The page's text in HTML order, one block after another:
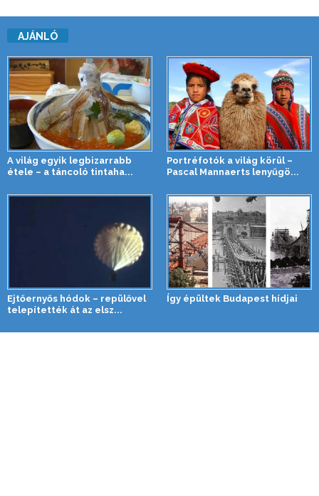
AJÁNLÓ
A világ egyik legbizarrabb
étele – a táncoló tintaha...
Portréfotók a világ körül –
Pascal Mannaerts lenyűgö...
Ejtőernyős hódok – repülővel
telepítették át az elsz...
Így épültek Budapest hídjai